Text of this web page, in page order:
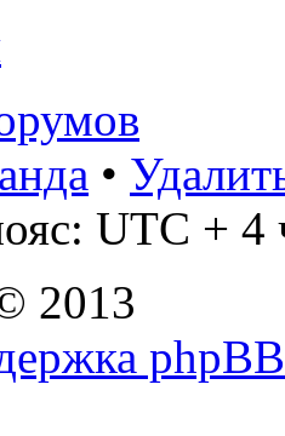
•
UTC + 4
2013
phpBB